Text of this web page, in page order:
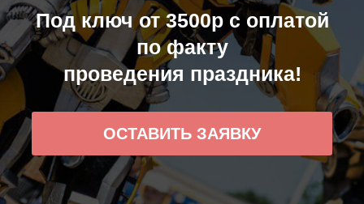
Под ключ от 3500р с оплатой
по факту
проведения праздника!
ОСТАВИТЬ ЗАЯВКУ